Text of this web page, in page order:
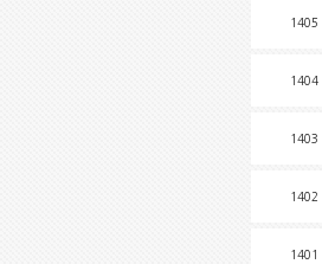
1405
1404
1403
1402
1401